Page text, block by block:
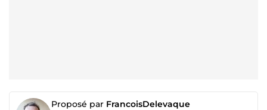
Proposé par FrancoisDelevaque